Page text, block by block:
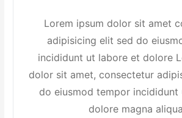
Lorem ipsum dolor sit amet
adipisicing elit sed do
incididunt ut labore et dolore
dolor sit amet, consectetur
do eiusmod tempor incididunt
dolore magna